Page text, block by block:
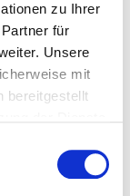
zu Ihrer
für
Unsere
mit
bereitgestellt
13.30 - 15.00 Uhr
13.30 - 15.00 Uhr
13.30 - 15.00 Uhr
13.30 - 15.00 Uhr